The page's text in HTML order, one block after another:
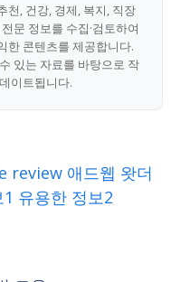
천, 건강, 경제, 복지, 직장
문 정보를 수집·검토하여
한 콘텐츠를 제공합니다.
있는 자료를 바탕으로 작
이트됩니다.
review 애드웹 왓더
유용한 정보2